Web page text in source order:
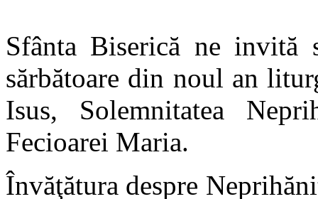
Sfânta Biserică ne invită
sărbătoare din noul an
Isus, Solemnitatea
Fecioarei Maria.
Învăţătura despre